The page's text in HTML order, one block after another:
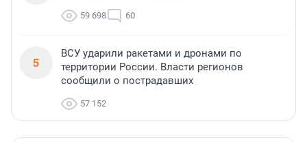
59 698 60
5
ВСУ ударили ракетами и дронами по
территории России. Власти регионов
сообщили о пострадавших
57 152